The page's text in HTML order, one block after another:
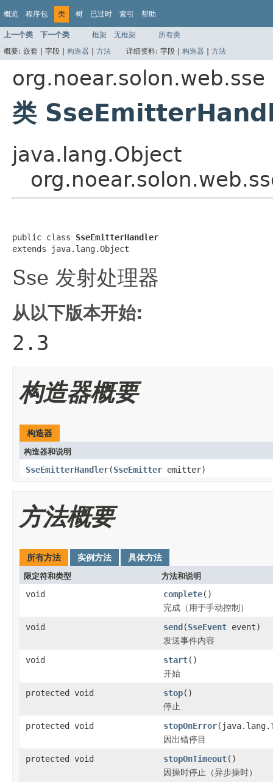
概览 程序包 类 树 已过时 索引 帮助
上一个类 下一个类 框架 无框架
所有类
概要: 嵌套 | 字段 | 构造器 | 方法 详细资料: 字段 | 构造器 | 方法
org.noear.solon.web.sse
类
java.lang.Object
public class SseEmitterHandler
extends java.lang.Object
Sse 发射处理器
从以下版本开始:
2.3
构造器概要
构造器
构造器和说明
SseEmitterHandler(SseEmitter emitter)
方法概要
所有方法 实例方法 具体方法
限定符和类型 方法和说明
void complete()
完成（用于手动控制）
void
send(SseEvent event)
发送事件内容
void
start()
开始
protected void
stop()
停止
protected void
stopOnError
因出错停目
protected void
stopOnTimeout()
因操时停止（异步操时）